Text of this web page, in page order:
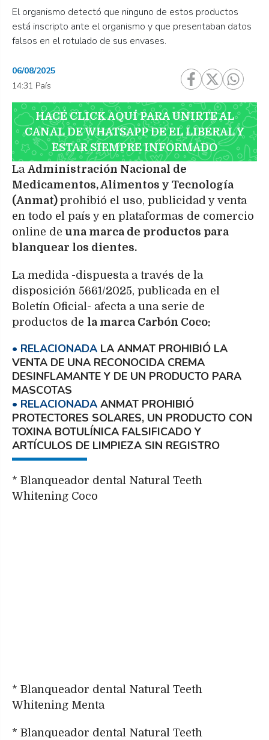
El organismo detectó que ninguno de estos productos
está inscripto ante el organismo y que presentaban datos
falsos en el rotulado de sus envases.
06/08/2025
14:31 País
HACÉ CLICK AQUÍ PARA UNIRTE AL
CANAL DE WHATSAPP DE EL LIBERAL Y
ESTAR SIEMPRE INFORMADO
La Administración Nacional de
Medicamentos, Alimentos y Tecnología
(Anmat) prohibió el uso, publicidad y venta
en todo el país y en plataformas de comercio
online de una marca de productos para
blanquear los dientes.
La medida -dispuesta a través de la
disposición 5661/2025, publicada en el
Boletín Oficial- afecta a una serie de
productos de la marca Carbón Coco:
LA ANMAT PROHIBIÓ LA
VENTA DE UNA RECONOCIDA CREMA
DESINFLAMANTE Y DE UN PRODUCTO PARA
MASCOTAS
ANMAT PROHIBIÓ
PROTECTORES SOLARES, UN PRODUCTO CON
TOXINA BOTULÍNICA FALSIFICADO Y
ARTÍCULOS DE LIMPIEZA SIN REGISTRO
* Blanqueador dental Natural Teeth
Whitening Coco
* Blanqueador dental Natural Teeth
Whitening Menta
* Blanqueador dental Natural Teeth